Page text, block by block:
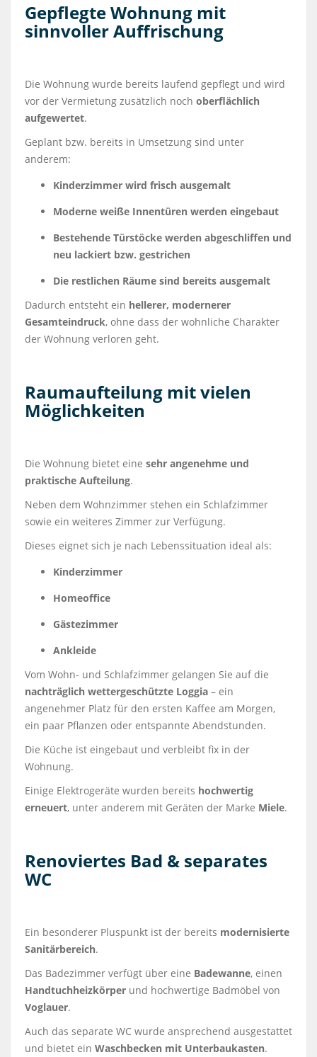
Gepflegte Wohnung mit
sinnvoller Auffrischung
Die Wohnung wurde bereits laufend gepflegt und wird
vor der Vermietung zusätzlich noch oberflächlich
aufgewertet.
Geplant bzw. bereits in Umsetzung sind unter
anderem:
Kinderzimmer wird frisch ausgemalt
Moderne weiße Innentüren werden eingebaut
Bestehende Türstöcke werden abgeschliffen und
neu lackiert bzw. gestrichen
Die restlichen Räume sind bereits ausgemalt
Dadurch entsteht ein hellerer, modernerer
Gesamteindruck, ohne dass der wohnliche Charakter
der Wohnung verloren geht.
Raumaufteilung mit vielen
Möglichkeiten
Die Wohnung bietet eine sehr angenehme und
praktische Aufteilung.
Neben dem Wohnzimmer stehen ein Schlafzimmer
sowie ein weiteres Zimmer zur Verfügung.
Dieses eignet sich je nach Lebenssituation ideal als:
Kinderzimmer
Homeoffice
Gästezimmer
Ankleide
Vom Wohn- und Schlafzimmer gelangen Sie auf die
nachträglich wettergeschützte Loggia – ein
angenehmer Platz für den ersten Kaffee am Morgen,
ein paar Pflanzen oder entspannte Abendstunden.
Die Küche ist eingebaut und verbleibt fix in der
Wohnung.
Einige Elektrogeräte wurden bereits hochwertig
erneuert, unter anderem mit Geräten der Marke Miele.
Renoviertes Bad & separates
WC
Ein besonderer Pluspunkt ist der bereits modernisierte
Sanitärbereich.
Das Badezimmer verfügt über eine Badewanne, einen
Handtuchheizkörper und hochwertige Badmöbel von
Voglauer.
Auch das separate WC wurde ansprechend ausgestattet
und bietet ein Waschbecken mit Unterbaukasten.